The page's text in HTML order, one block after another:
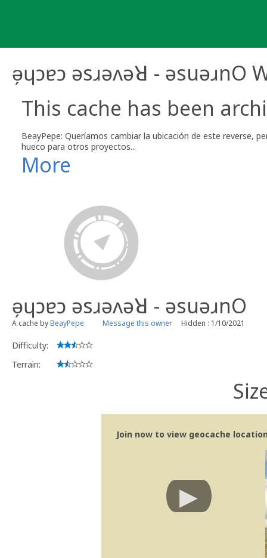
ǝ̗ɥɔɐɔ ǝsɹǝʌǝꓤ - ǝsuǝɹnO
This cache has been
BeayPepe: Queríamos cambiar la ubicación de este reverse,
hueco para otros proyectos...
More
ǝ̗ɥɔɐɔ ǝsɹǝʌǝꓤ - ǝsuǝɹnO
A cache byBeayPepe Message this owner Hidden : 1/10/2021
Difficulty:
Terrain:
Join now to view geocache